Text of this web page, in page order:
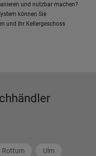
und nutzbar machen?
können Sie
und Ihr Kellergeschoss
Rottum Ulm